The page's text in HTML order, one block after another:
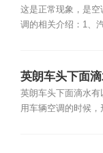
这是正常现象，是
调的相关介绍：1、
英朗车头下面
英朗车头下面滴水
用车辆空调的时候，